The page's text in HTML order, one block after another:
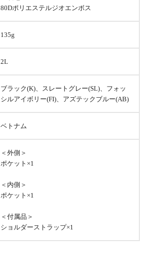
80Dポリエステルジオエンボス
135g
2L
ブラック(K)、スレートグレー(SL)、フォッ
シルアイボリー(FI)、アズテックブルー(AB)
ベトナム
＜外側＞
ポケット×1
＜内側＞
ポケット×1
＜付属品＞
ショルダーストラップ×1